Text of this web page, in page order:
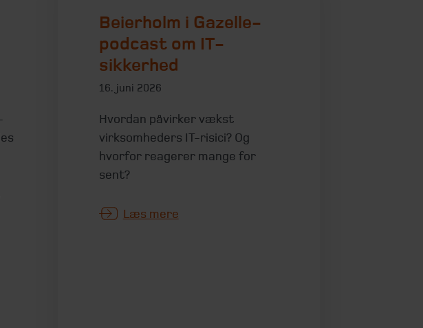
Beierholm i Gazelle-
podcast om IT-
sikkerhed
16. juni 2026
Hvordan påvirker vækst
virksomheders IT-risici? Og
hvorfor reagerer mange for
sent?
Læs mere